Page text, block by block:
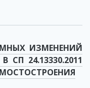
ИЗМЕНЕНИЙ
24.13330.2011